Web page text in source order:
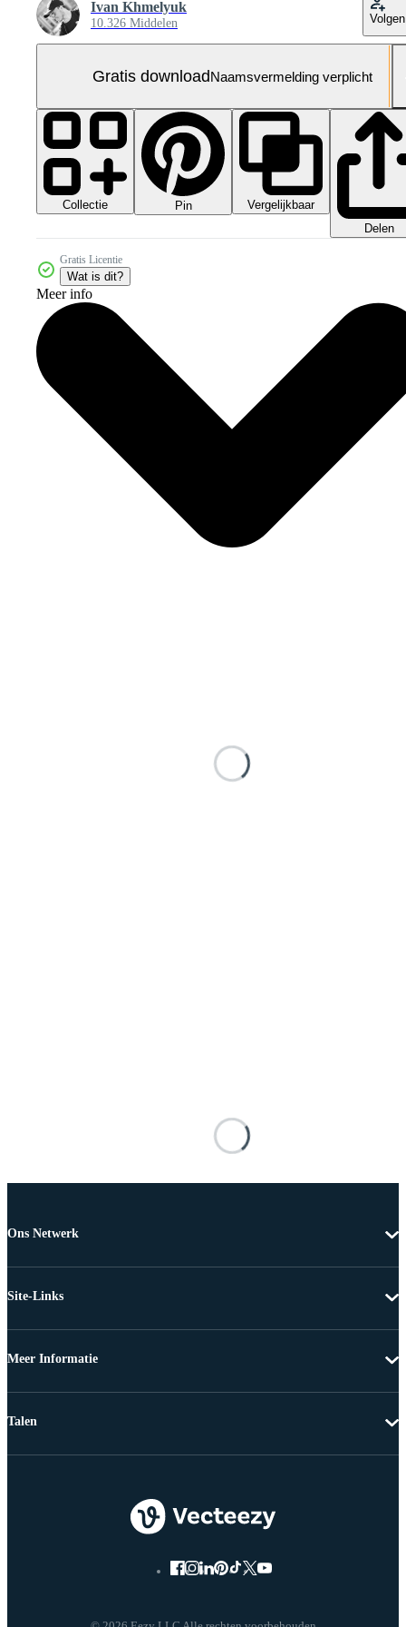
Ivan Khmelyuk
10.326 Middelen Volgen
Gratis downloadNaamsvermelding verplicht
Collectie Pin
Vergelijkbaar
Delen
Gratis Licentie
Wat is dit?
Meer info
Ons Netwerk
Site-Links
Meer Informatie
Talen